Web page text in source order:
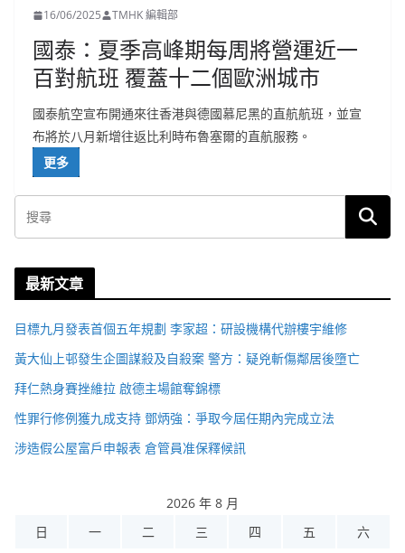
16/06/2025 TMHK 編輯部
國泰：夏季高峰期每周將營運近一
百對航班 覆蓋十二個歐洲城市
國泰航空宣布開通來往香港與德國慕尼黑的直航航班，並宣
布將於八月新增往返比利時布魯塞爾的直航服務。
更多
最新文章
目標九月發表首個五年規劃 李家超：研設機構代辦樓宇維修
黃大仙上邨發生企圖謀殺及自殺案 警方：疑兇斬傷鄰居後墮亡
拜仁熱身賽挫維拉 啟德主場館奪錦標
性罪行修例獲九成支持 鄧炳強：爭取今屆任期內完成立法
涉造假公屋富戶申報表 倉管員准保釋候訊
2026 年 8 月
日
一 二 三 四 五 六